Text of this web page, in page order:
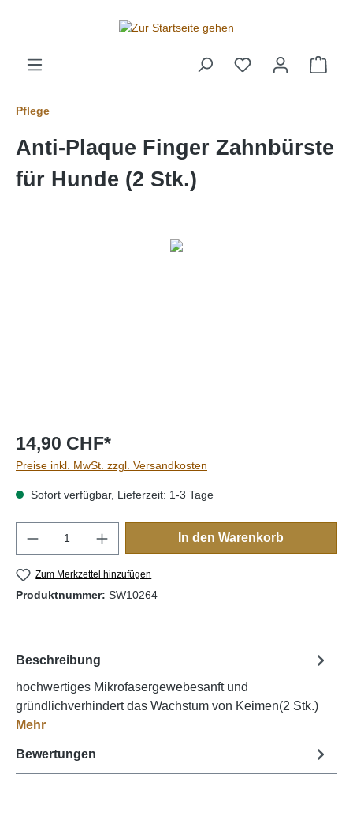
Pflege
Anti​-​Plaque Finger Zahnbürste
für Hunde (2 Stk.)
14,90 CHF*
Preise inkl. MwSt. zzgl. Versandkosten
Sofort verfügbar, Lieferzeit: 1-3 Tage
Produkt Anzahl: Gib den gewünschten
In den Warenkorb
Zum Merkzettel hinzufügen
Produktnummer: SW10264
Beschreibung
hochwertiges Mikrofasergewebesanft und
gründlichverhindert das Wachstum von Keimen(2 Stk.)
Mehr
Bewertungen